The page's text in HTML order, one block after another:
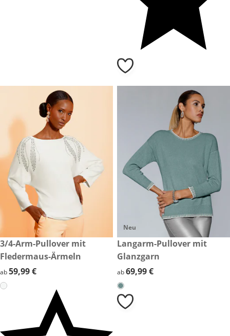
59,99 €
3/4-Arm-Pullover mit
Fledermaus-Ärmeln
59,99 €
ab59,99 €
Neu
69,99 €
Langarm-Pullover mit
Glanzgarn
69,99 €
ab69,99 €